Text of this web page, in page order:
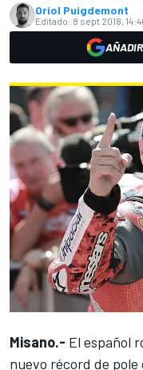
Oriol Puigdemont
Editado: 8 sept 2018,
Misano.- El español
nuevo récord de pole